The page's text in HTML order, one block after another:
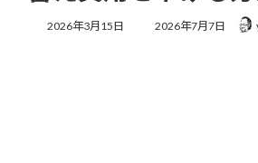
2026年3月15日
最
2026年7月7日